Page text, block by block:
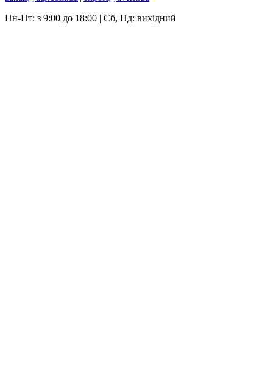
Пн-Пт: з 9:00 до 18:00 | Сб, Нд: вихідний